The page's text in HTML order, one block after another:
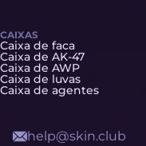
CAIXAS
Caixa de faca
Caixa de AK-47
Caixa de AWP
Caixa de luvas
Caixa de agentes
help@skin.club